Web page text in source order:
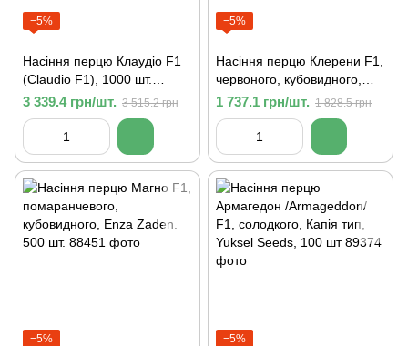
−5%
Насіння перцю Клаудіо F1
(Claudio F1), 1000 шт.
червоного солодкого
3 339.4 грн/шт. 3 515.2 грн
−5%
Насіння перцю Клерени F1,
червоного, кубовидного,
Enza Zaden. 500 шт.
1 737.1 грн/шт. 1 828.5 грн
−5% −5%